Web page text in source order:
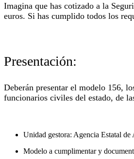
Imagina que has cotizado a la
euros. Si has cumplido todos los
Presentación:
Deberán presentar el modelo 156,
funcionarios civiles del estado, de
Unidad gestora: Agencia Estatal
Modelo a cumplimentar y